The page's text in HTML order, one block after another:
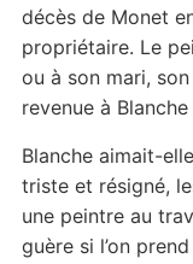
décès de Monet
propriétaire. Le
ou à son mari,
revenue à
Blanche aimait-
triste et résigné,
une peintre au
guère si l’on